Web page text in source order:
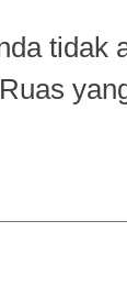
tidak
Ruas